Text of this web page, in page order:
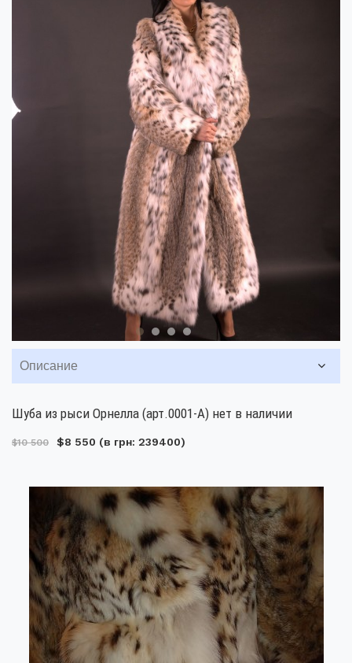
Описание
Шуба из рыси Орнелла (арт.0001-А) нет в наличии
$10 500 $8 550 (в грн: 239400)